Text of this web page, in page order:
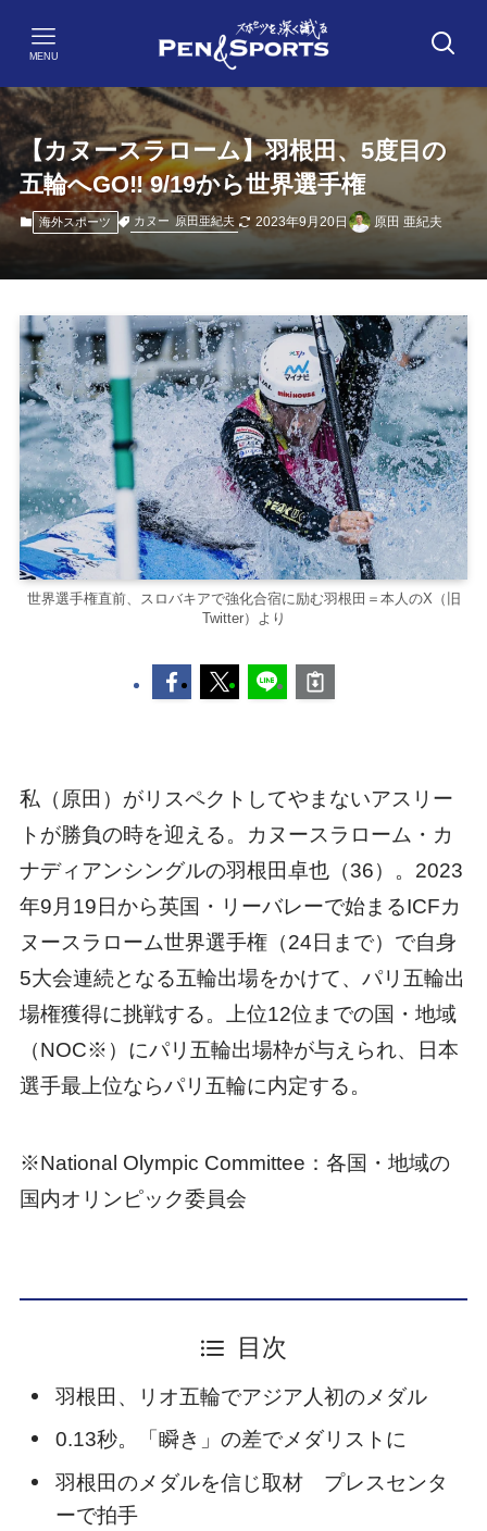
MENU
【カヌースラローム】羽根田、5度目の
五輪へGO‼ 9/19から世界選手権
海外スポーツ カヌー 原田亜紀夫 2023年9月20日 原田 亜紀夫
世界選手権直前、スロバキアで強化合宿に励む羽根田＝本人のX（旧
Twitter）より
私（原田）がリスペクトしてやまないアスリー
トが勝負の時を迎える。カヌースラローム・カ
ナディアンシングルの羽根田卓也（36）。2023
年9月19日から英国・リーバレーで始まるICFカ
ヌースラローム世界選手権（24日まで）で自身
5大会連続となる五輪出場をかけて、パリ五輪出
場権獲得に挑戦する。上位12位までの国・地域
（NOC※）にパリ五輪出場枠が与えられ、日本
選手最上位ならパリ五輪に内定する。
※National Olympic Committee：各国・地域の
国内オリンピック委員会
目次
羽根田、リオ五輪でアジア人初のメダル
0.13秒。「瞬き」の差でメダリストに
羽根田のメダルを信じ取材 プレスセンタ
ーで拍手